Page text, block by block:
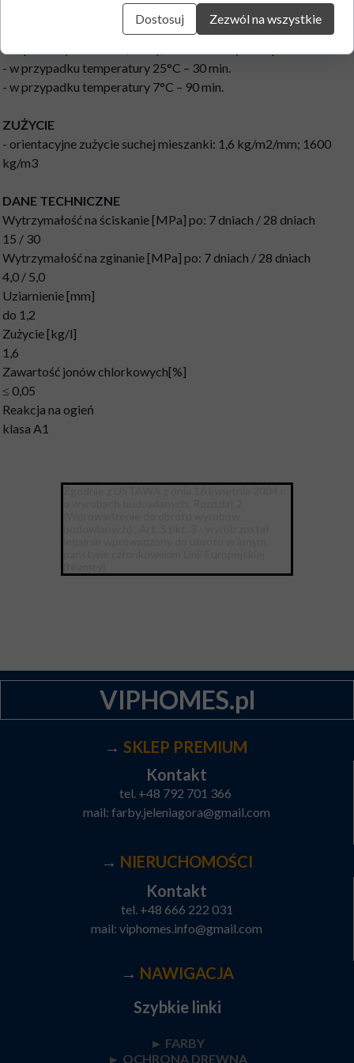
30°C prosimy o kontakt z doradcą technicznym;
czas przydatności do użycia świeżej zaprawy zależy od
temperatury otoczenia, wody, materiału i wynosi np.:
- w przypadku temperatury 25°C – 30 min.
- w przypadku temperatury 7°C – 90 min.
ZUŻYCIE
- orientacyjne zużycie suchej mieszanki: 1,6 kg/m2/mm; 1600
kg/m3
DANE TECHNICZNE
Wytrzymałość na ściskanie [MPa] po: 7 dniach / 28 dniach
15 / 30
Wytrzymałość na zginanie [MPa] po: 7 dniach / 28 dniach
4,0 / 5,0
Uziarnienie [mm]
do 1,2
Zużycie [kg/l]
1,6
Zawartość jonów chlorkowych[%]
≤ 0,05
Reakcja na ogień
klasa A1
Kontakt
tel. +48 792 701 366
mail: farby.jeleniagora@gmail.com
VIPHOMES.pl
Kontakt
tel. +48 666 222 031
mail: viphomes.info@gmail.com
Szybkie linki
► FARBY
► OCHRONA DREWNA
→ SKLEP PREMIUM
→ NIERUCHOMOŚCI
→ NAWIGACJA
Dostosuj Zezwól na wszystkie